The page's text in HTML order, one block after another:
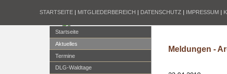
STARTSEITE | MITGLIEDERBEREICH | DATENSCHUTZ | IMPRESSUM |
Startseite
Aktuelles
Termine
DLG-Waldtage
Meldungen -